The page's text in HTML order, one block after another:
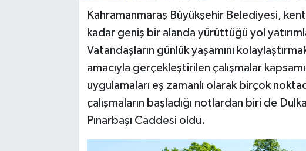
Kahramanmaraş Büyükşehir Belediyesi,
kadar geniş bir alanda yürüttüğü yol
Vatandaşların günlük yaşamını
amacıyla gerçekleştirilen çalışmalar
uygulamaları eş zamanlı olarak birçok
çalışmaların başladığı notlardan biri de
Pınarbaşı Caddesi oldu.